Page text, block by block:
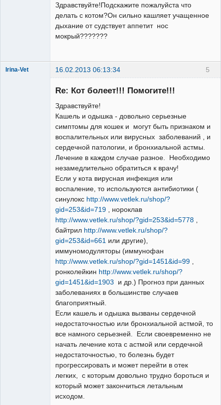
Здравствуйте!Подскажите пожалуйста что
делать с котом?Он сильно кашляет учащенное
дыхание от судствует аппетит нос
мокрый???????
5
Irina-Vet 16.02.2013 06:13:34
Re: Кот болеет!!! Помогите!!!
Здравствуйте!
Кашель и одышка - довольно серьезные
симптомы для кошек и могут быть признаком и
воспалительных или вирусных заболеваний , и
сердечной патологии, и бронхиальной астмы.
Лечение в каждом случае разное. Необходимо
незамедлительно обратиться к врачу!
Если у кота вирусная инфекция или
воспаление, то используются антибиотики (
синулокс http://www.vetlek.ru/shop/?
gid=253&id=719 , нороклав
http://www.vetlek.ru/shop/?gid=253&id=5778
байтрил http://www.vetlek.ru/shop/?
gid=253&id=661 или другие),
иммуномодуляторы (иммунофан
http://www.vetlek.ru/shop/?gid=1451&id=99
ронколейкин http://www.vetlek.ru/shop/?
gid=1451&id=1903 и др.) Прогноз при данных
заболеваниях в большинстве случаев
благоприятный.
Если кашель и одышка вызваны сердечной
недостаточностью или бронхиальной астмой, то
все намного серьезней. Если своевременно не
начать лечение кота с астмой или сердечной
недостаточностью, то болезнь будет
прогрессировать и может перейти в отек
легких, с которым довольно трудно бороться и
который может закончиться летальным
исходом.